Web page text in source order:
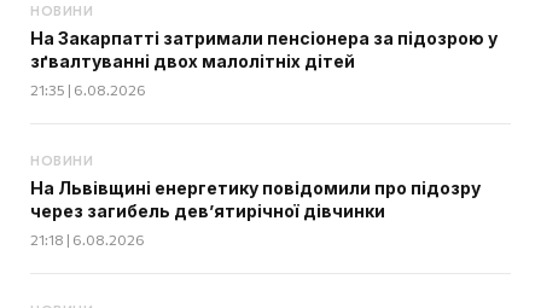
НОВИНИ
На Закарпатті затримали пенсіонера за підозрою у
зґвалтуванні двох малолітніх дітей
21:35 | 6.08.2026
НОВИНИ
На Львівщині енергетику повідомили про підозру
через загибель дев’ятирічної дівчинки
21:18 | 6.08.2026